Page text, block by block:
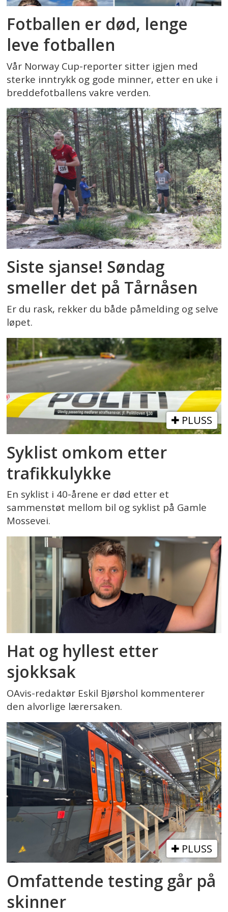
elever som ikke opplever full frihet til å
være seg selv. Derfor avslutter vi
prøveperioden med mangfoldflagget
Med vennlig hilsen
Erling Berrum
Rektor
Fotballen er død, lenge
leve fotballen
Vår Norway Cup-reporter sitter igjen med
sterke inntrykk og gode minner, etter en uke i
breddefotballens vakre verden.
Siste sjanse! Søndag
smeller det på Tårnåsen
Er du rask, rekker du både påmelding og selve
løpet.
PLUSS
Syklist omkom etter
trafikkulykke
En syklist i 40-årene er død etter et
sammenstøt mellom bil og syklist på Gamle
Mossevei.
Hat og hyllest etter
sjokksak
OAvis-redaktør Eskil Bjørshol kommenterer
den alvorlige lærersaken.
PLUSS
Omfattende testing går på
skinner